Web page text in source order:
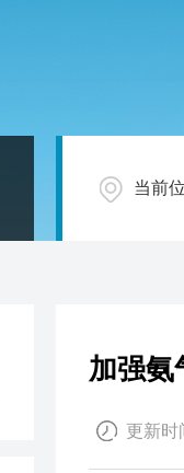
当前
加强氨
更新时